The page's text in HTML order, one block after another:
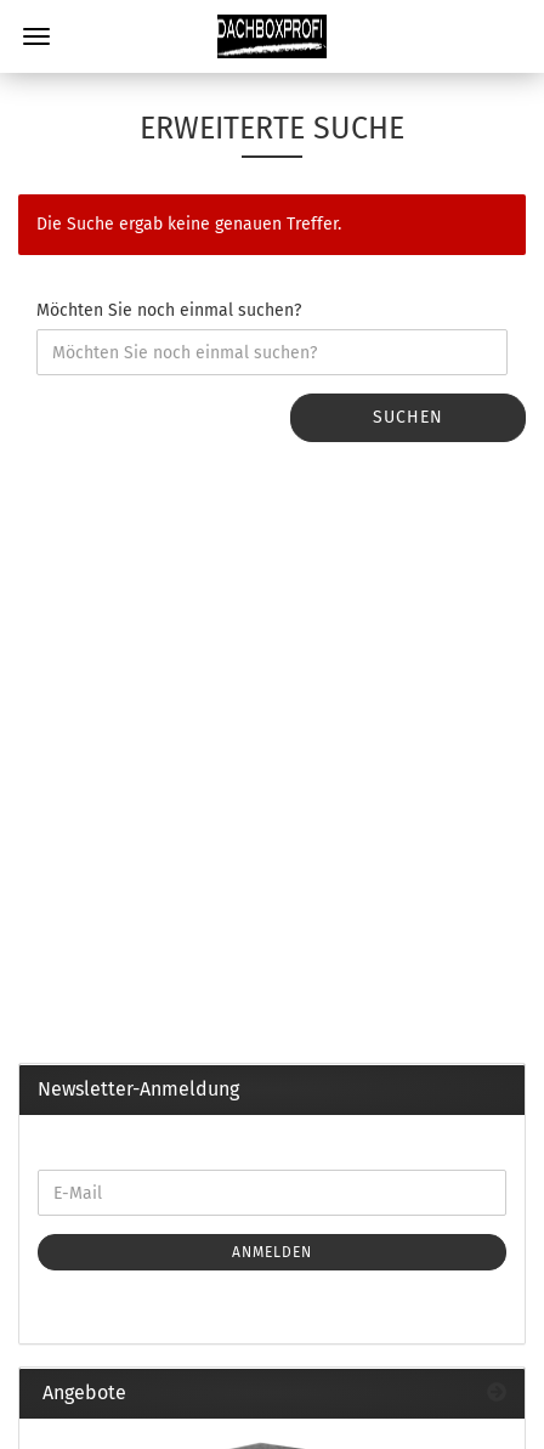
ERWEITERTE SUCHE
Die Suche ergab keine genauen Treffer.
Möchten Sie noch einmal suchen?
SUCHEN
Newsletter-Anmeldung
ANMELDEN
Angebote